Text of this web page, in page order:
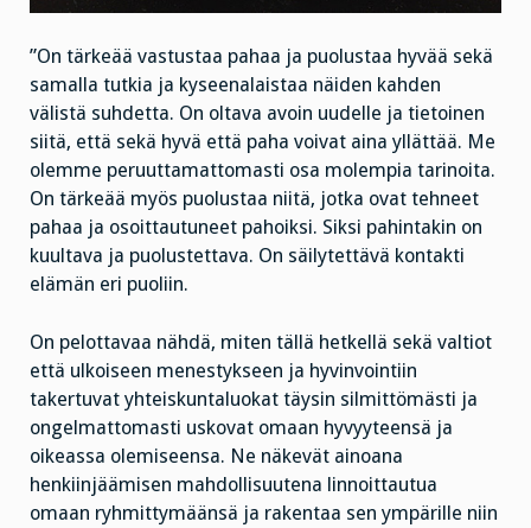
”On tärkeää vastustaa pahaa ja puolustaa hyvää sekä
samalla tutkia ja kyseenalaistaa näiden kahden
välistä suhdetta. On oltava avoin uudelle ja tietoinen
siitä, että sekä hyvä että paha voivat aina yllättää. Me
olemme peruuttamattomasti osa molempia tarinoita.
On tärkeää myös puolustaa niitä, jotka ovat tehneet
pahaa ja osoittautuneet pahoiksi. Siksi pahintakin on
kuultava ja puolustettava. On säilytettävä kontakti
elämän eri puoliin.
On pelottavaa nähdä, miten tällä hetkellä sekä valtiot
että ulkoiseen menestykseen ja hyvinvointiin
takertuvat yhteiskuntaluokat täysin silmittömästi ja
ongelmattomasti uskovat omaan hyvyyteensä ja
oikeassa olemiseensa. Ne näkevät ainoana
henkiinjäämisen mahdollisuutena linnoittautua
omaan ryhmittymäänsä ja rakentaa sen ympärille niin